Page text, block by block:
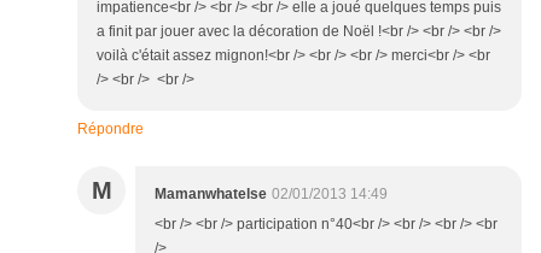
impatience<br /> <br /> <br /> elle a joué quelques temps puis
a finit par jouer avec la décoration de Noël !<br /> <br /> <br />
voilà c'était assez mignon!<br /> <br /> <br /> merci<br /> <br
/> <br /> <br />
Répondre
M Mamanwhatelse 02/01/2013 14:49
<br /> <br /> participation n°40<br /> <br /> <br /> <br
/>